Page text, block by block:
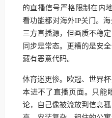
的直播信号严格限制在内
看功能都对海外IP关门。
三方直播源，但画质不稳
同步是常态。更糟的是安
藏有恶意代码。
体育迷更惨。欧冠、世界
本进不了直播页面。只能
论，自己像被流放到信息